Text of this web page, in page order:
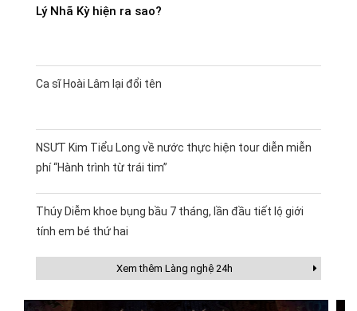
Lý Nhã Kỳ hiện ra sao?
Ca sĩ Hoài Lâm lại đổi tên
NSƯT Kim Tiểu Long về nước thực hiện tour diễn miễn
phí “Hành trình từ trái tim”
Thúy Diễm khoe bụng bầu 7 tháng, lần đầu tiết lộ giới
tính em bé thứ hai
Xem thêm Làng nghệ 24h